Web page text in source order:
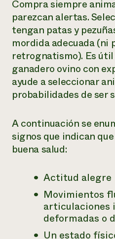
Compra siempre
parezcan alertas.
tengan patas y
mordida adecuada (ni
retrognatismo). Es
ganadero ovino con
ayude a seleccionar
probabilidades de ser
A continuación se
signos que indican
buena salud:
Actitud alegre
Movimientos
articulaciones
deformadas o
Un estado